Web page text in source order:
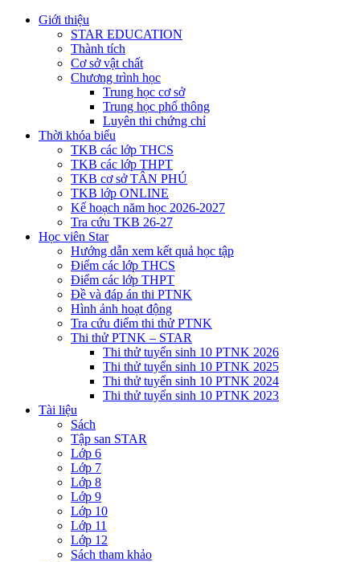
Giới thiệu
STAR EDUCATION
Thành tích
Cơ sở vật chất
Chương trình học
Trung học cơ sở
Trung học phổ thông
Luyên thi chứng chỉ
Thời khóa biểu
TKB các lớp THCS
TKB các lớp THPT
TKB cơ sở TÂN PHÚ
TKB lớp ONLINE
Kế hoạch năm học 2026-2027
Tra cứu TKB 26-27
Học viên Star
Hướng dẫn xem kết quả học tập
Điểm các lớp THCS
Điểm các lớp THPT
Đề và đáp án thi PTNK
Hình ảnh hoạt động
Tra cứu điểm thi thử PTNK
Thi thử PTNK – STAR
Thi thử tuyển sinh 10 PTNK 2026
Thi thử tuyển sinh 10 PTNK 2025
Thi thử tuyển sinh 10 PTNK 2024
Thi thử tuyển sinh 10 PTNK 2023
Tài liệu
Sách
Tập san STAR
Lớp 6
Lớp 7
Lớp 8
Lớp 9
Lớp 10
Lớp 11
Lớp 12
Sách tham khảo